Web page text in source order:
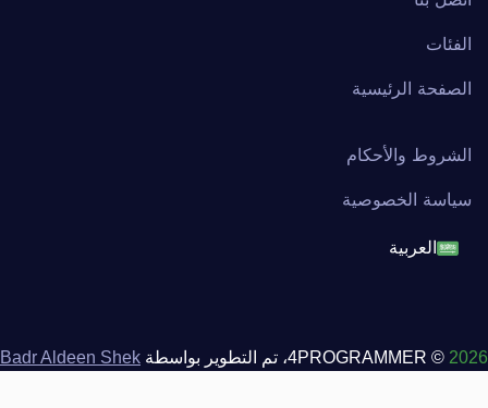
الفئات
الصفحة الرئيسية
الشروط والأحكام
سياسة الخصوصية
العربية
français 2026 © 4PROGRAMMER، تم التطوير بواسطة
Badr Aldeen Shek